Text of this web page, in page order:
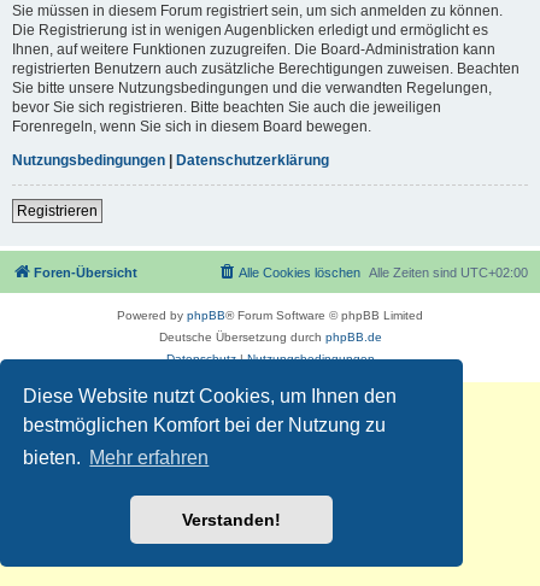
Diese Website nutzt Cookies, um Ihnen den
bestmöglichen Komfort bei der Nutzung zu
bieten. Mehr erfahren
Verstanden!
Sie müssen in diesem Forum registriert sein, um sich anmelden zu können.
Die Registrierung ist in wenigen Augenblicken erledigt und ermöglicht es
Ihnen, auf weitere Funktionen zuzugreifen. Die Board-Administration kann
registrierten Benutzern auch zusätzliche Berechtigungen zuweisen. Beachten
Sie bitte unsere Nutzungsbedingungen und die verwandten Regelungen,
bevor Sie sich registrieren. Bitte beachten Sie auch die jeweiligen
Forenregeln, wenn Sie sich in diesem Board bewegen.
Nutzungsbedingungen | Datenschutzerklärung
Registrieren
Foren-Übersicht Alle Zeiten sind UTC+02:00
Alle Cookies löschen
Powered by phpBB® Forum Software © phpBB Limited
Deutsche Übersetzung durch phpBB.de
Datenschutz|Nutzungsbedingungen